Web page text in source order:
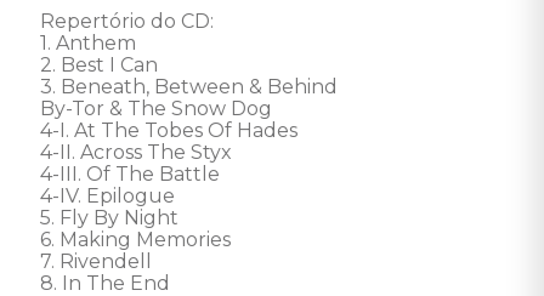
Repertório do CD:
1. Anthem
2. Best I Can
3. Beneath, Between & Behind
By-Tor & The Snow Dog
4-I. At The Tobes Of Hades
4-II. Across The Styx
4-III. Of The Battle
4-IV. Epilogue
5. Fly By Night
6. Making Memories
7. Rivendell
8. In The End